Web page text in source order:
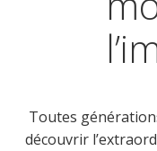
Toutes
découvrir